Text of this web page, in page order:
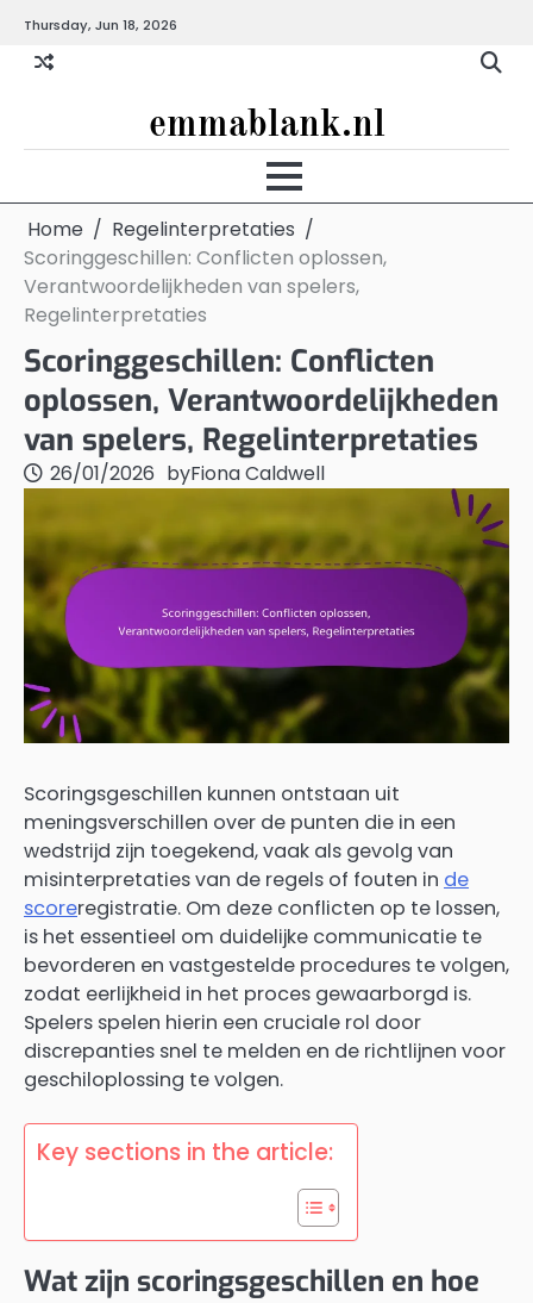
content
Thursday, Jun 18, 2026
emmablank.nl
Home
Regelinterpretaties
Scoringgeschillen: Conflicten oplossen,
Verantwoordelijkheden van spelers,
Regelinterpretaties
Scoringgeschillen: Conflicten
oplossen, Verantwoordelijkheden
van spelers, Regelinterpretaties
26/01/2026 byFiona Caldwell
Scoringsgeschillen kunnen ontstaan uit
meningsverschillen over de punten die in een
wedstrijd zijn toegekend, vaak als gevolg van
misinterpretaties van de regels of fouten in de
scoreregistratie. Om deze conflicten op te lossen,
is het essentieel om duidelijke communicatie te
bevorderen en vastgestelde procedures te volgen,
zodat eerlijkheid in het proces gewaarborgd is.
Spelers spelen hierin een cruciale rol door
discrepanties snel te melden en de richtlijnen voor
geschiloplossing te volgen.
Key sections in the article:
Wat zijn scoringsgeschillen en hoe